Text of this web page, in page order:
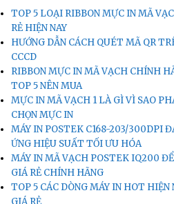
TOP 5 LOẠI RIBBON MỰC IN MÃ
RẺ HIỆN NAY
HƯỚNG DẪN CÁCH QUÉT MÃ QR
CCCD
RIBBON MỰC IN MÃ VẠCH CHÍNH
TOP 5 NÊN MUA
MỰC IN MÃ VẠCH 1 LÀ GÌ VÌ SAO
CHỌN MỰC IN
MÁY IN POSTEK C168-203/300DPI
ỨNG HIỆU SUẤT TỐI ƯU HÓA
MÁY IN MÃ VẠCH POSTEK IQ200
GIÁ RẺ CHÍNH HÃNG
TOP 5 CÁC DÒNG MÁY IN HOT HIỆN